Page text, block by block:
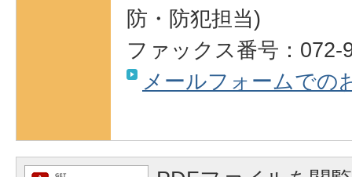
防・防犯担当)
ファックス番号：072-
メールフォームでの